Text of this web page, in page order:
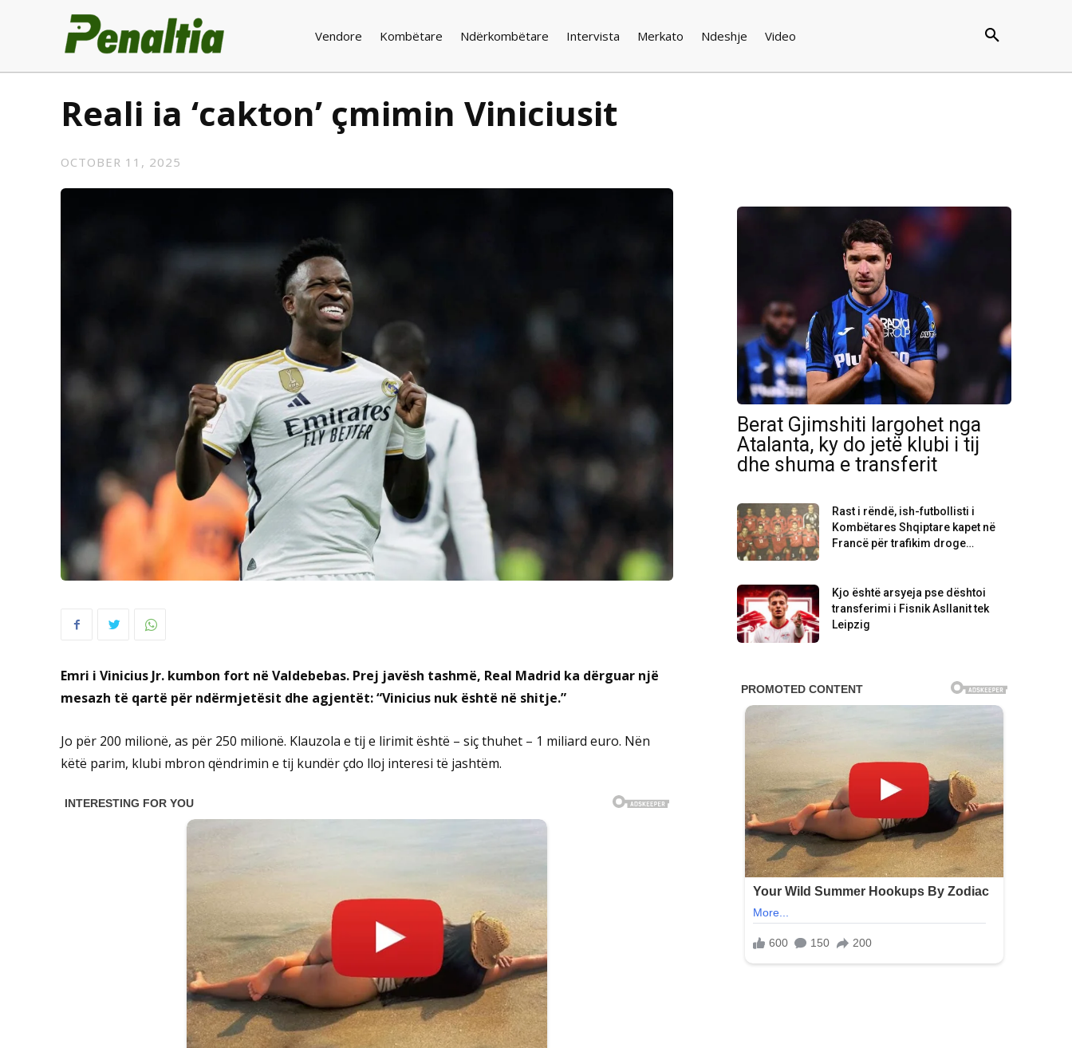
Vendore Kombëtare Ndërkombëtare Intervista Merkato Ndeshje Video
Reali ia ‘cakton’ çmimin Viniciusit
OCTOBER 11, 2025
Emri i Vinicius Jr. kumbon fort në Valdebebas. Prej javësh tashmë, Real Madrid ka dërguar një
mesazh të qartë për ndërmjetësit dhe agjentët: “Vinicius nuk është në shitje.”
Jo për 200 milionë, as për 250 milionë. Klauzola e tij e lirimit është – siç thuhet – 1 miliard euro. Nën
këtë parim, klubi mbron qëndrimin e tij kundër çdo lloj interesi të jashtëm.
Berat Gjimshiti largohet nga
Atalanta, ky do jetë klubi i tij
dhe shuma e transferit
Rast i rëndë, ish-futbollisti i
Kombëtares Shqiptare kapet në
Francë për trafikim droge…
Kjo është arsyeja pse dështoi
transferimi i Fisnik Asllanit tek
Leipzig